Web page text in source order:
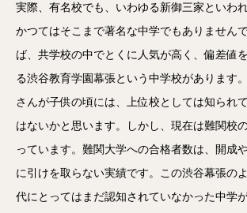
実際、有名校でも、いわゆる新御三家といわ
かつてはそこまで著名な中学でもありません
ば、共学校の中でとくに人気が高く、偏差値
る渋谷教育学園幕張という中学校があります
さんが子供の頃には、上位校としては知られ
はないかと思います。しかし、現在は難関校
っています。難関大学への合格者数は、開成
に引けを取らない実績です。この渋谷幕張の
代にとってはまだ認知されていなかった中学